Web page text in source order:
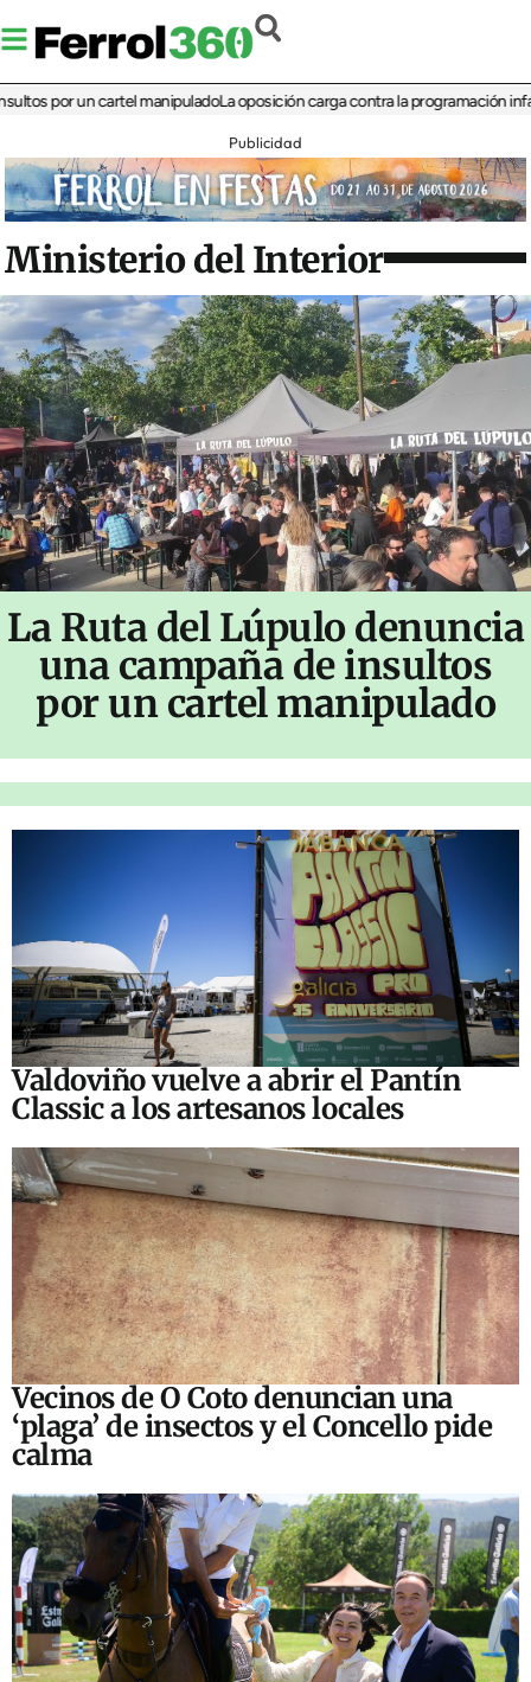
un cartel manipuladoLa oposición carga contra la programación infantil de
Publicidad
Ministerio del Interior
La Ruta del Lúpulo denuncia
una campaña de insultos
por un cartel manipulado
Valdoviño vuelve a abrir el Pantín
Classic a los artesanos locales
Vecinos de O Coto denuncian una
‘plaga’ de insectos y el Concello pide
calma